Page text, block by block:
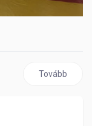
Következő
Tovább